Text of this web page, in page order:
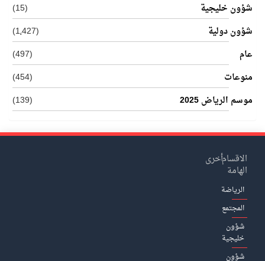
شؤون خليجية
(15)
شؤون دولية
(1٬427)
عام
(497)
منوعات
(454)
موسم الرياض 2025
(139)
الاقسام
الهامة
الرياضة
المجتمع
شؤون
خليجية
شؤون
أخرى